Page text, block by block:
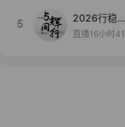
5
2026行稳致
远
直播16小时41